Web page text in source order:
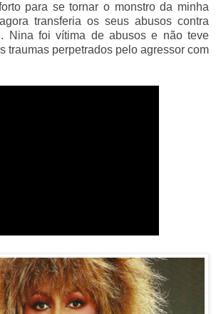
para se tornar o monstro da minha
transferia os seus abusos contra
Nina foi vítima de abusos e não teve
traumas perpetrados pelo agressor com